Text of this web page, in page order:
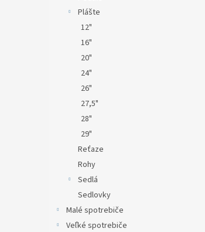
Plášte
12"
16"
20"
24"
26"
27,5"
28"
29"
Reťaze
Rohy
Sedlá
Sedlovky
Malé spotrebiče
Veľké spotrebiče